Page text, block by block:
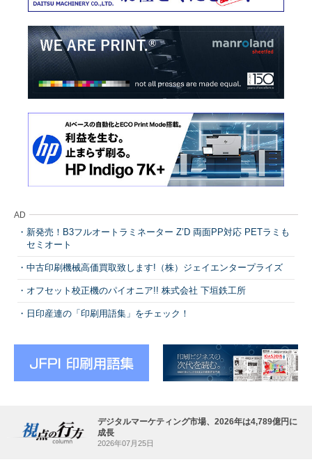
AD
新発売！B3フルオートラミネーター Z’D 両面PP対応 PETラミも
セミオート
中古印刷機械高価買取致します!（株）ジェイエンタープライズ
オフセット校正機のパイオニア!! 株式会社 下垣鉄工所
日印産連の「印刷用語集」をチェック！
デジタルマーケティング市場、2026年は4,789億円に
成長
2026年07月25日